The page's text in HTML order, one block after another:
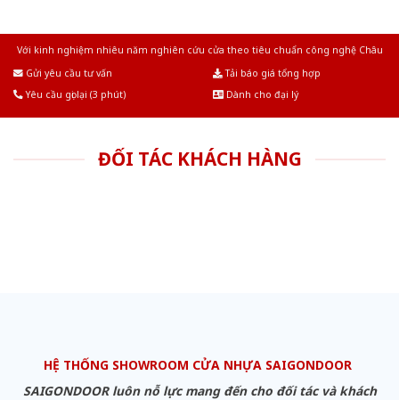
Với kinh nghiệm nhiêu năm nghiên cứu cửa theo tiêu chuẩn công nghệ Châu
Gửi yêu cầu tư vấn
Tải báo giá tổng hợp
Yêu cầu gọi lại (3 phút)
Dành cho đại lý
ĐỐI TÁC KHÁCH HÀNG
HỆ THỐNG SHOWROOM CỬA NHỰA SAIGONDOOR
SAIGONDOOR luôn nỗ lực mang đến cho đối tác và khách